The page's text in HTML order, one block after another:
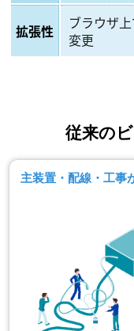
拡張性
ブラウザ
変更
従来の
主装置・配線・工事